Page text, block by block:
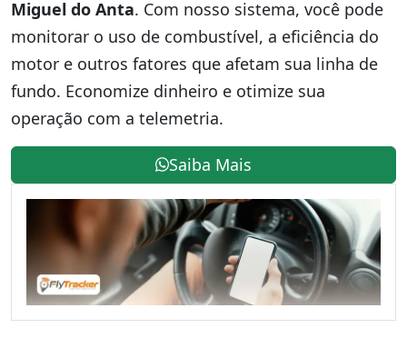
Miguel do Anta. Com nosso sistema, você pode
monitorar o uso de combustível, a eficiência do
motor e outros fatores que afetam sua linha de
fundo. Economize dinheiro e otimize sua
operação com a telemetria.
Saiba Mais